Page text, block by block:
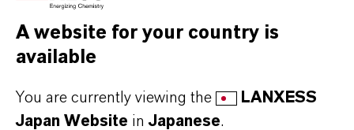
法分野を選択してください
言語を選択
A website for your country is
available
You are currently viewing the
LANXESS
Japan Website inJapanese.